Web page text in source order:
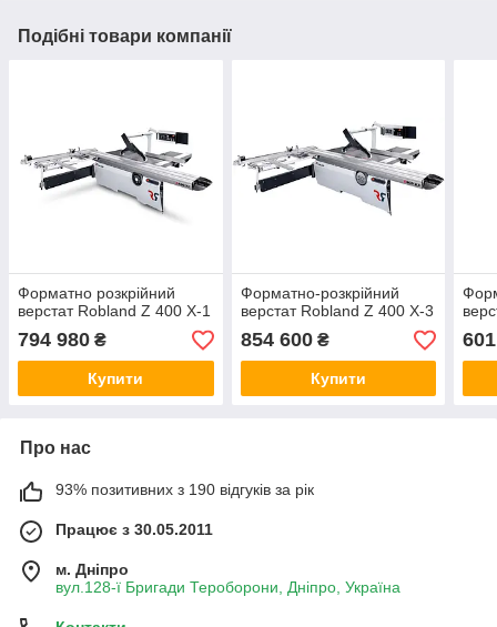
Подібні товари компанії
Форматно розкрійний
верстат Robland Z 400 X-1
794 980 ₴
Купити
Форматно-розкрійний
верстат Robland Z 400 X-3
854 600₴
Купити
Про нас
93% позитивних з 190 відгуків за рік
Працює з 30.05.2011
м. Дніпро
вул.128-ї Бригади Тероборони, Дніпро, Україна